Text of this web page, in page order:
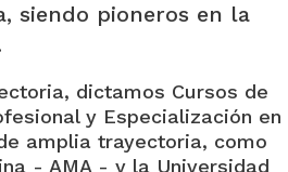
siendo pioneros en la
dictamos Cursos de
y Especialización en
amplia trayectoria, como
- AMA - y la Universidad